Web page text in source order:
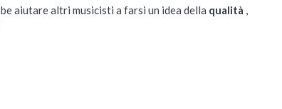
aiutare altri musicisti a farsi un idea della qualità ,